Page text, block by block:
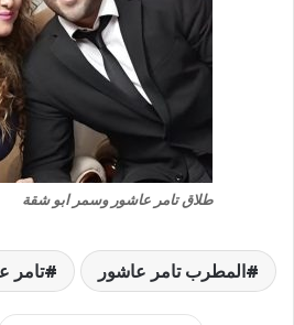
طلاق تامر عاشور وسمر ابو شقة
المطرب تامر عاشور تامر